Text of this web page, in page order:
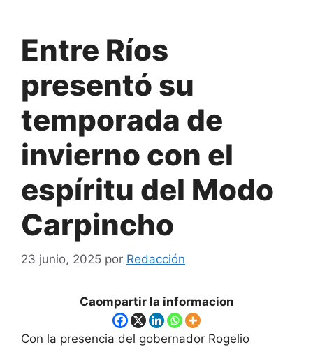
Entre Ríos
presentó su
temporada de
invierno con el
espíritu del Modo
Carpincho
23 junio, 2025 por Redacción
Caompartir la informacion
Con la presencia del gobernador Rogelio